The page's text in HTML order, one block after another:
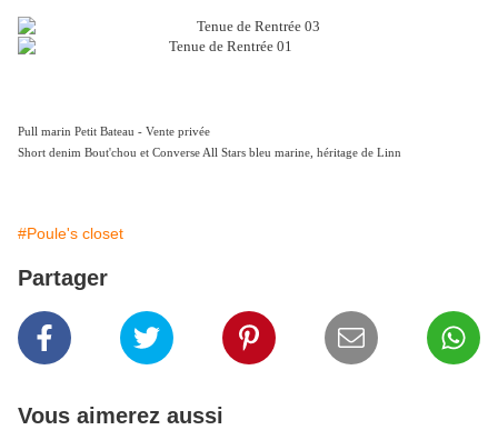
Pull marin Petit Bateau - Vente privée
Short denim Bout'chou et Converse All Stars bleu marine, héritage de Linn
#Poule's closet
Partager
Vous aimerez aussi